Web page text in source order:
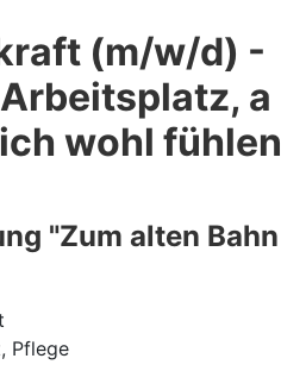
(m/w/d) -
a
wohl fühlen
"Zum alten Bahn
Pflege